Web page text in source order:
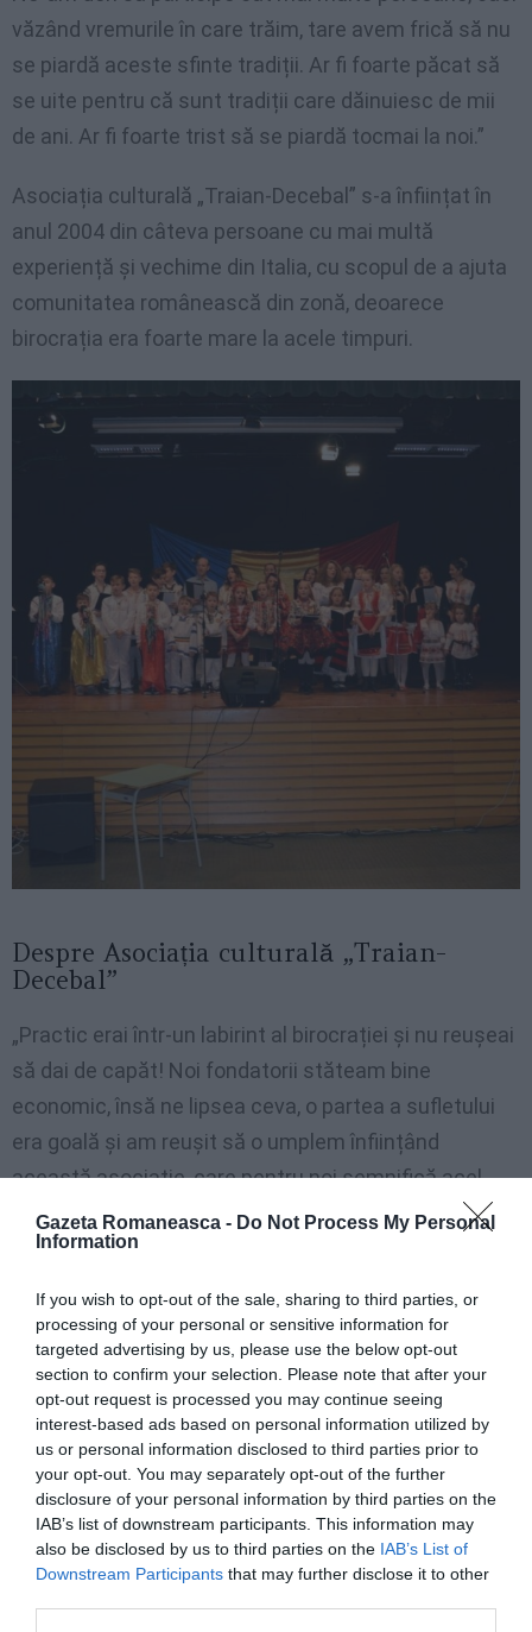
Gazeta Romaneasca - Do Not Process My Personal
Information
If you wish to opt-out of the sale, sharing to third parties, or
processing of your personal or sensitive information for
targeted advertising by us, please use the below opt-out
section to confirm your selection. Please note that after your
opt-out request is processed you may continue seeing
interest-based ads based on personal information utilized by
us or personal information disclosed to third parties prior to
your opt-out. You may separately opt-out of the further
disclosure of your personal information by third parties on the
IAB’s list of downstream participants. This information may
also be disclosed by us to third parties on the IAB’s List of
Downstream Participants that may further disclose it to other
văzând vremurile în care trăim, tare avem frică să nu
se piardă aceste sfinte tradiții. Ar fi foarte păcat să
se uite pentru că sunt tradiții care dăinuiesc de mii
de ani. Ar fi foarte trist să se piardă tocmai la noi.”
Asociația culturală „Traian-Decebal” s-a înființat în
anul 2004 din câteva persoane cu mai multă
experiență și vechime din Italia, cu scopul de a ajuta
comunitatea românească din zonă, deoarece
birocrația era foarte mare la acele timpuri.
Despre Asociația culturală „Traian-
Decebal”
„Practic erai într-un labirint al birocrației și nu reușeai
să dai de capăt! Noi fondatorii stăteam bine
economic, însă ne lipsea ceva, o partea a sufletului
era goală și am reușit să o umplem înființând
această asociație, care pentru noi semnifică acel
colț de Românie, unde reușim de peste 18 ani să
ducem mai departe tradițiile culturale și populare ale
La acest concert din apropierea Sfântului Nicolae se
vor prezenta și sărbători tradiții românești, iar copii
din sală vor primi dulciuri de la Moș Nicolae.
Asociația „Decebal-Traian” este o asociație foarte
cunoscută în zonă, o asociație românească activă
care lucrează mult și se implică. Nu sunt
profesioniști. Nu au un coregraf, însă au o echipă de
oameni care își doresc să pastreze tradițiile populare